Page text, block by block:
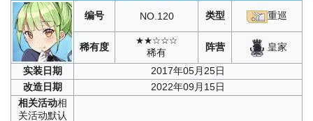
编号 NO.120 类型 重巡
稀有度
★★☆☆☆
稀有 阵营 皇家
实装日期
2017年05月25日
改造日期
2022年09月15日
相关活动相
关活动默认